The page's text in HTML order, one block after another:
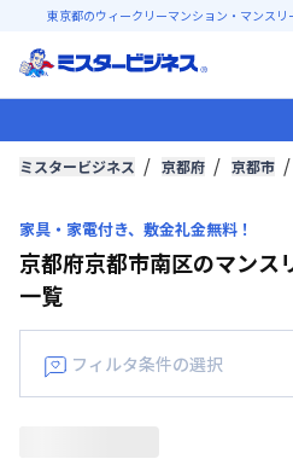
東京都のウィークリーマンション・マンス
ミスタービジネス 京都府 京都市
家具・家電付き、敷金礼金無料！
京都府京都市南区のマンス
一覧
フィルタ条件の選択